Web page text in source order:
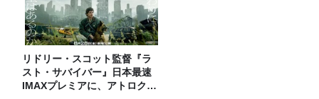
リドリー・スコット監督『ラ
スト・サバイバー』日本最速
IMAXプレミアに、アトロクリ